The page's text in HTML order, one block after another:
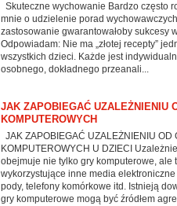
Skuteczne wychowanie Bardzo często
mnie o udzielenie porad
zastosowanie gwarantowałoby sukcesy
Odpowiadam: Nie ma „złotej recepty”
wszystkich dzieci. Każde jest
osobnego, dokładnego przeanali...
JAK ZAPOBIEGAĆ UZALEŻNIENIU
KOMPUTEROWYCH
JAK ZAPOBIEGAĆ UZALEŻNIENIU OD
KOMPUTEROWYCH U DZIECI
obejmuje nie tylko gry komputerowe, ale
wykorzystujące inne media
pody, telefony komórkowe itd. Istnieją
gry komputerowe mogą być źródłem